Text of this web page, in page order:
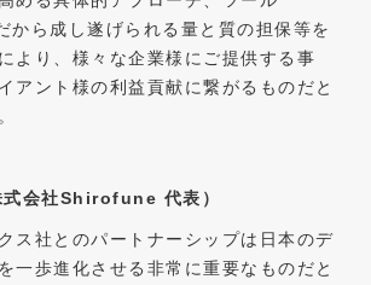
から成し遂げられる量と質の担保等を
より、様々な企業様にご提供する事
アント様の利益貢献に繋がるものだと
会社Shirofune 代表）
ス社とのパートナーシップは日本のデ
一歩進化させる非常に重要なものだと